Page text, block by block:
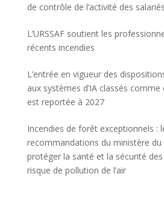
de contrôle de l’activité des salariés
L’URSSAF soutient les
récents incendies
L’entrée en vigueur des
aux systèmes d’IA classés
est reportée à 2027
Incendies de forêt exceptionnels :
recommandations du ministère du
protéger la santé et la sécurité
risque de pollution de l’air